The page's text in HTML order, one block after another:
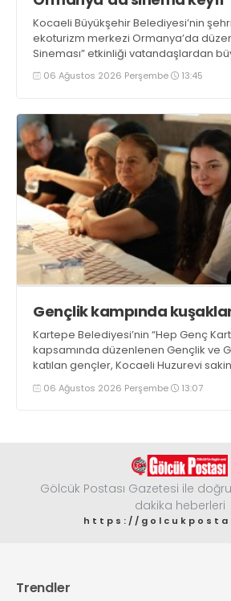
Kocaeli Büyükşehir Belediyesi’nin
ekoturizm merkezi Ormanya’da
Sineması” etkinliği vatandaşlardan
06 Ağustos 2026 Perşembe 13:45
Gençlik kampında
Kartepe Belediyesi’nin “Hep Genç
kapsamında düzenlenen Gençlik ve
katılan gençler, Kocaeli Huzurevi
geldi06 Ağustos 2026 Perşembe 13:07
Gölcük Postası Gazetesi ile
dakika heberleri
https://
Trendler